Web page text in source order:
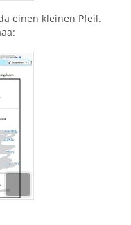
einen kleinen Pfeil.